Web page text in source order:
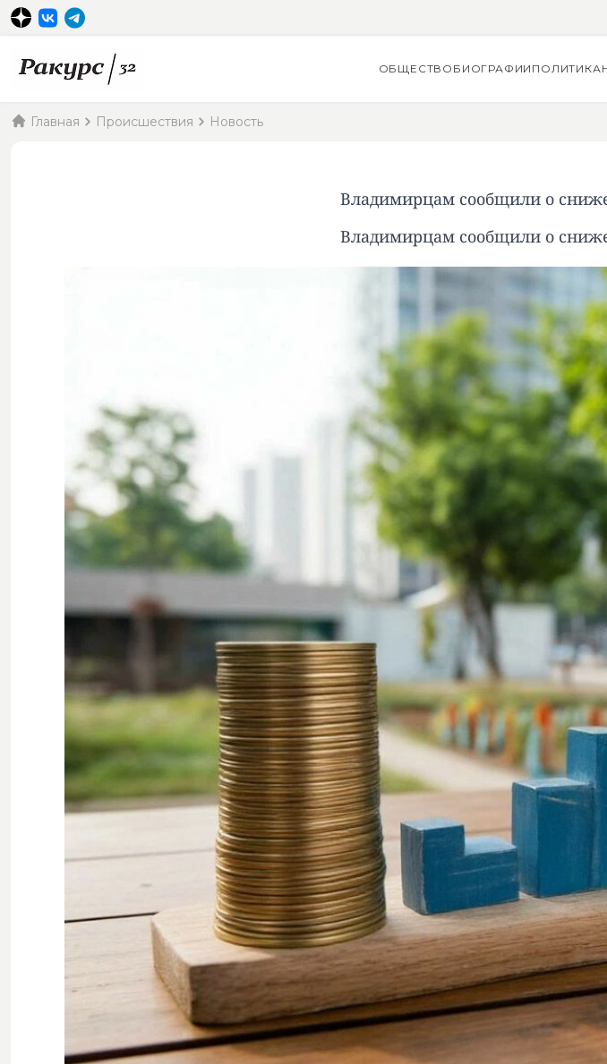
ОБЩЕСТВО БИОГРАФИИ ПОЛИТИКА
Главная Происшествия Новость
Владимирцам сообщили о
Владимирцам сообщили о